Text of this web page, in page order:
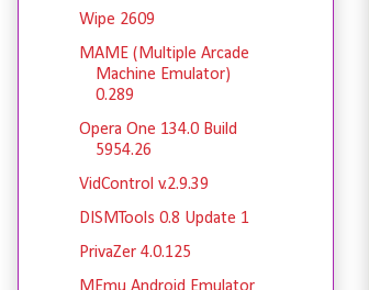
Wipe 2609
MAME (Multiple Arcade
Machine Emulator)
0.289
Opera One 134.0 Build
5954.26
VidControl v.2.9.39
DISMTools 0.8 Update 1
PrivaZer 4.0.125